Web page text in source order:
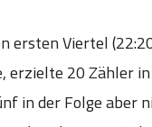
ersten Viertel
20 Zähler
in der Folge